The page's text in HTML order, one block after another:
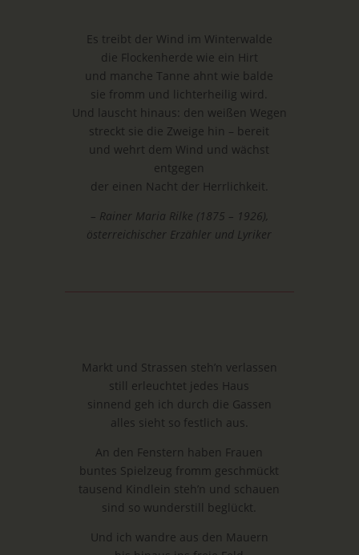
Es treibt der Wind im Winterwalde
die Flockenherde wie ein Hirt
und manche Tanne ahnt wie balde
sie fromm und lichterheilig wird.
Und lauscht hinaus: den weißen Wegen
streckt sie die Zweige hin – bereit
und wehrt dem Wind und wächst
entgegen
der einen Nacht der Herrlichkeit.
– Rainer Maria Rilke (1875 – 1926),
österreichischer Erzähler und Lyriker
Markt und Strassen steh’n verlassen
still erleuchtet jedes Haus
sinnend geh ich durch die Gassen
alles sieht so festlich aus.
An den Fenstern haben Frauen
buntes Spielzeug fromm geschmückt
tausend Kindlein steh’n und schauen
sind so wunderstill beglückt.
Und ich wandre aus den Mauern